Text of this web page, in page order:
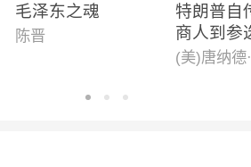
毛泽东之魂
陈晋
特朗普自
商人到参
统